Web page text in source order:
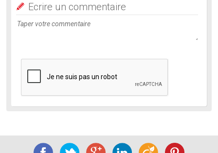
Ecrire un commentaire